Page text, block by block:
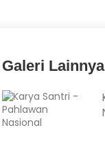
Galeri Lainnya